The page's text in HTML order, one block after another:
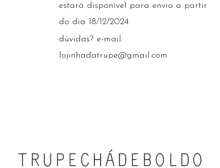
estará disponível para envio a partir
do dia 18/12/2024
dúvidas? e-mail:
lojinhadatrupe@gmail.com